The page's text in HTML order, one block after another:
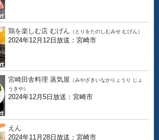
鶏を楽しむ店 むげん （とりをたのしむみせ むげん）
2024年12月12日放送：宮崎市
宮崎田舎料理 蒸気屋 （みやざきいなかりょうり じょ
うきや）
2024年12月5日放送：宮崎市
えん
2024年11月28日放送：宮崎市